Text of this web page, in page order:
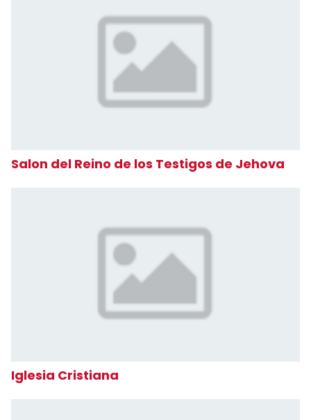
Salon del Reino de los Testigos de Jehova
Iglesia Cristiana